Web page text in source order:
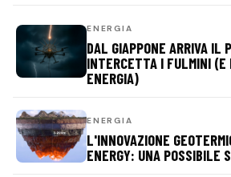
ENERGIA
DAL GIAPPONE ARRIVA IL
INTERCETTA I FULMINI (E
ENERGIA)
ENERGIA
L'INNOVAZIONE
ENERGY: UNA POSSIBILE